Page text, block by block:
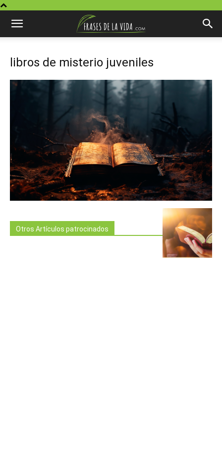
libros de misterio juveniles
Otros Artículos patrocinados